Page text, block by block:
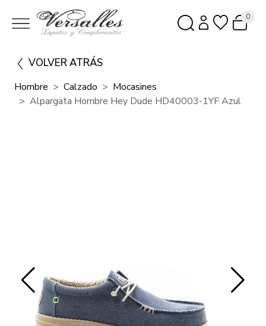
0
VOLVER ATRÁS
Hombre Calzado
Mocasines
Alpargata Hombre Hey Dude HD40003-1YF Azul